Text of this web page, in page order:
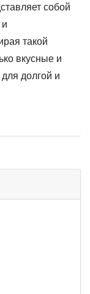
собой
такой
вкусные и
долгой и